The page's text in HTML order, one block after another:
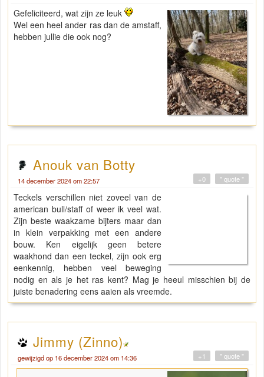
Gefeliciteerd, wat zijn ze leuk
Wel een heel ander ras dan de amstaff,
hebben jullie die ook nog?
Anouk van Botty
14 december 2024 om 22:57 " quote "
+0
Teckels verschillen niet zoveel van de
american bull/staff of weer ik veel wat.
Zijn beste waakzame bijters maar dan
in klein verpakking met een andere
bouw. Ken eigelijk geen betere
waakhond dan een teckel, zijn ook erg
eenkennig, hebben veel beweging
nodig en als je het ras kent? Mag je heeul misschien bij de
juiste benadering eens aaien als vreemde.
Jimmy (Zinno)
gewijzigd op 16 december 2024 om 14:36 " quote "
+1